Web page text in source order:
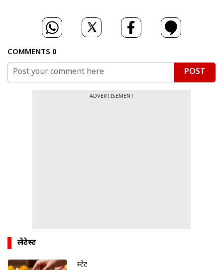
COMMENTS 0
POST
ADVERTISEMENT
लेटेस्ट
स्टेट